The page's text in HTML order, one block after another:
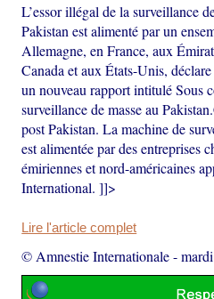
L’essor illégal de la surveillance
Pakistan est alimenté par un
Allemagne, en France, aux
Canada et aux États-Unis,
un nouveau rapport intitulé Sous
surveillance de masse au
post Pakistan. La machine de
est alimentée par des entreprises
émiriennes et nord-américaines
International. ]]>
Lire l'article complet
© Amnestie Internationale-